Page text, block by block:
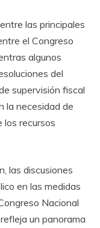
las principales
el Congreso
algunos
del
supervisión fiscal
la necesidad de
los recursos
las discusiones
en las medidas
Nacional
un panorama